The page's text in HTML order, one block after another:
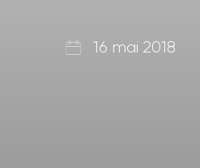
16 mai 2018